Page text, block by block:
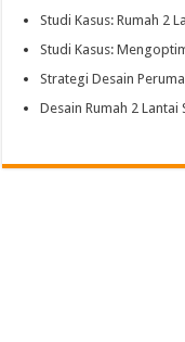
Studi Kasus: Rumah 2
Studi Kasus:
Strategi Desain
Desain Rumah 2 Lantai